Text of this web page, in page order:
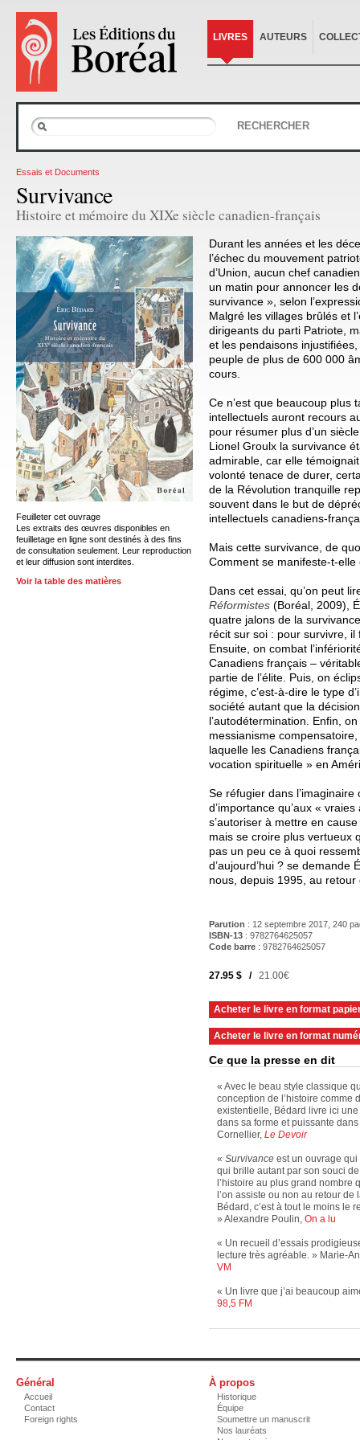
LIVRES AUTEURS
RECHERCHER
Essais et Documents
Survivance
Histoire et mémoire du XIXe siècle canadien-français
Feuilleter cet ouvrage
Les extraits des œuvres disponibles en
feuilletage en ligne sont destinés à des fins
de consultation seulement. Leur reproduction
et leur diffusion sont interdites.
Voir la table des matières
Durant les années et les
l’échec du mouvement
d’Union, aucun chef
un matin pour annoncer les
survivance », selon
Malgré les villages brûlés et
dirigeants du parti Patriote,
et les pendaisons
peuple de plus de 600 000
cours.
Ce n’est que beaucoup plus
intellectuels auront recours
pour résumer plus d’un
Lionel Groulx la survivance
admirable, car elle
volonté tenace de durer,
de la Révolution tranquille
souvent dans le but de
intellectuels canadiens-
Mais cette survivance, de
Comment se manifeste-t-
Dans cet essai, qu’on peut
Réformistes (Boréal, 2009),
quatre jalons de la
récit sur soi : pour survivre, il
Ensuite, on combat
Canadiens français –
partie de l’élite. Puis, on
régime, c’est-à-dire le type
société autant que la
l’autodétermination. Enfin,
messianisme
laquelle les Canadiens
vocation spirituelle » en
Se réfugier dans l’imaginaire
d’importance qu’aux «
s’autoriser à mettre en
mais se croire plus vertueux
pas un peu ce à quoi
d’aujourd’hui ? se demande
nous, depuis 1995, au
Parution : 12 septembre 2017, 240
ISBN-13 : 9782764625057
Code barre : 9782764625057
27.95 $ /21.00€
Acheter le livre en format
Acheter le livre en format
Ce que la presse en dit
« Avec le beau style classique
conception de l’histoire comme
existentielle, Bédard livre ici
dans sa forme et puissante
Cornellier, Le Devoir
« Survivance est un ouvrage
qui brille autant par son souci
l’histoire au plus grand nombre
l’on assiste ou non au retour de
Bédard, c’est à tout le moins le
» Alexandre Poulin, On a lu
« Un recueil d’essais
lecture très agréable. » Marie-
VM
« Un livre que j’ai beaucoup
98,5 FM
Général
Accueil
Contact
Foreign rights
À propos
Historique
Équipe
Soumettre un manuscrit
Nos lauréats